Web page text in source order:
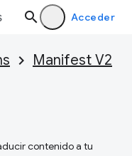
Acceder
Manifest V2
contenido a tu